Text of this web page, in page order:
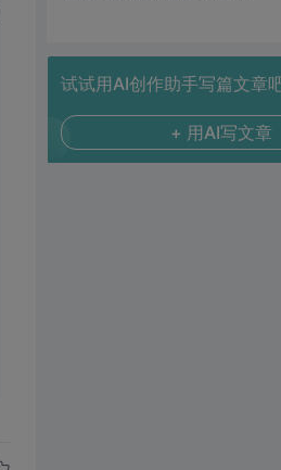
试试用AI创作助手写篇文章
+ 用AI写文章